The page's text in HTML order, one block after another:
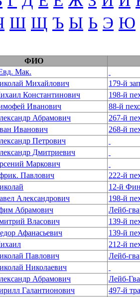
Ш Щ Ъ Ы Ь Э Ю
ФИО
Мак.
Михайлович
179-й
Константинович
Иванович
88-й
Абрамович
267-й
Иванович
268-й
Петрович
Дмитриевич
Маркович
Павлович
222-й
12-й
Александрович
Абрамович
Лейб-
Власович
139-й
Афанасьевич
139-й
212-й
Павлович
Лейб-
Николаевич
Абрамович
Лейб-
Галантионович